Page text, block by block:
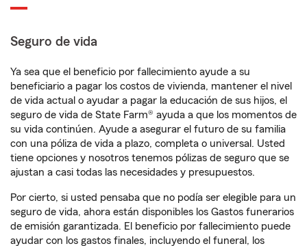
Seguro de vida
Ya sea que el beneficio por fallecimiento ayude a su
beneficiario a pagar los costos de vivienda, mantener el nivel
de vida actual o ayudar a pagar la educación de sus hijos, el
seguro de vida de State Farm® ayuda a que los momentos de
su vida continúen. Ayude a asegurar el futuro de su familia
con una póliza de vida a plazo, completa o universal. Usted
tiene opciones y nosotros tenemos pólizas de seguro que se
ajustan a casi todas las necesidades y presupuestos.
Por cierto, si usted pensaba que no podía ser elegible para un
seguro de vida, ahora están disponibles los Gastos funerarios
de emisión garantizada. El beneficio por fallecimiento puede
ayudar con los gastos finales, incluyendo el funeral, los